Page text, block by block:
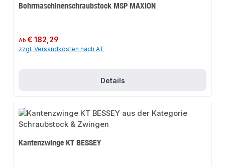
Bohrmaschinenschraubstock MSP MAXION
Regulärer Preis:
Ab€ 182,29
zzgl. Versandkosten nach AT
Details
Kantenzwinge KT BESSEY